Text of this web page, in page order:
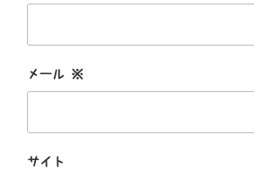
メール ※
サイト